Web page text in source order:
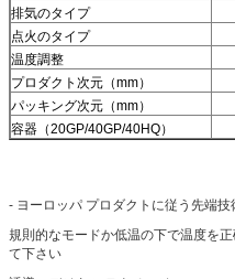
排気のタイプ
点火のタイプ
温度調整
プロダクト次元（mm）
パッキング次元（mm）
容器（20GP/40GP/40HQ）
- ヨーロッパ プロダクトに従う先端
規則的なモードか低温の下で温度を
て下さい